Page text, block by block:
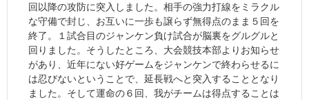
回以降の攻防に突入しました。相手の強力打線をミラクル
な守備で封じ、お互いに一歩も譲らず無得点のまま５回を
終了。１試合目のジャンケン負け試合が脳裏をグルグルと
回りました。そうしたところ、大会競技本部よりお知らせ
があり、近年にない好ゲームをジャンケンで終わらせるに
は忍びないということで、延長戦へと突入することとなり
ました。そして運命の６回、我がチームは得点することは